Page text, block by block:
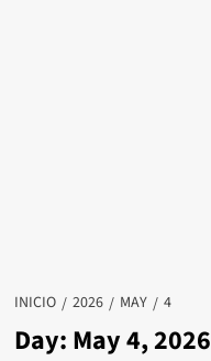
INICIO 2026 MAY 4
Day: May 4, 2026